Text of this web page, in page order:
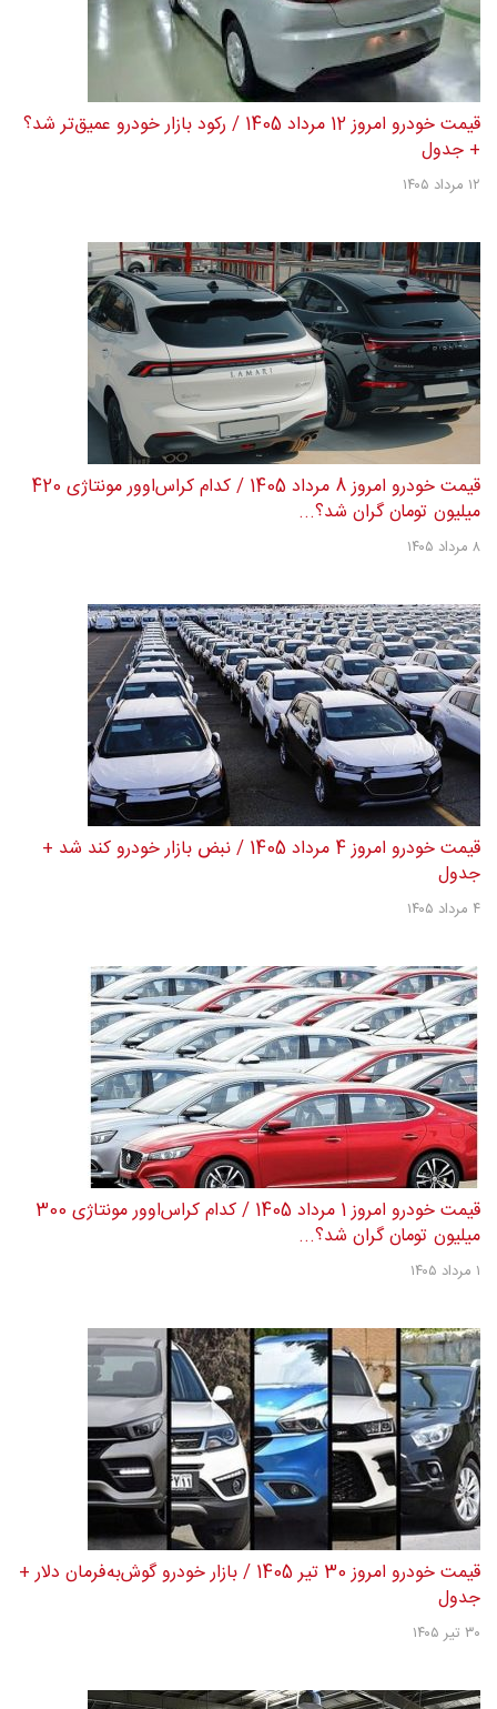
قیمت خودرو امروز 12 مرداد 1405 / رکود بازار خودرو عمیق‌تر شد؟
+ جدول
۱۲ مرداد ۱۴۰۵
قیمت خودرو امروز 8 مرداد 1405 / کدام کراس‌اوور مونتاژی 420
میلیون تومان گران شد؟...
۸ مرداد ۱۴۰۵
قیمت خودرو امروز 4 مرداد 1405 / نبض بازار خودرو کند شد +
جدول
۴ مرداد ۱۴۰۵
قیمت خودرو امروز 1 مرداد 1405 / کدام کراس‌اوور مونتاژی 300
میلیون تومان گران شد؟...
۱ مرداد ۱۴۰۵
قیمت خودرو امروز 30 تیر 1405 / بازار خودرو گوش‌به‌فرمان دلار +
جدول
۳۰ تیر ۱۴۰۵